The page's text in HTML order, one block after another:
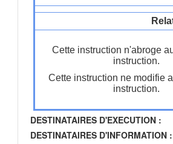
Cette instruction n'abroge
instruction.
Cette instruction ne modifie
instruction.
DESTINATAIRES D'EXECUTION :
DESTINATAIRES D'INFORMATION :